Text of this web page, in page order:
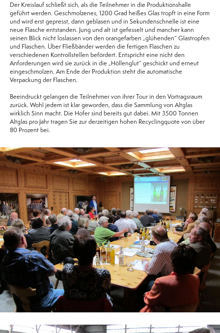
Der Kreislauf schließt sich, als die Teilnehmer in die Produktionshalle
geführt werden. Geschmolzenes, 1200 Grad heißes Glas tropft in eine Form
und wird erst gepresst, dann geblasen und in Sekundenschnelle ist eine
neue Flasche entstanden. Jung und alt ist gefesselt und mancher kann
seinen Blick nicht loslassen von den orangefarben „glühenden“ Glastropfen
und Flaschen. Über Fließbänder werden die fertigen Flaschen zu
verschiedenen Kontrollstellen befördert. Entspricht eine nicht den
Anforderungen wird sie zurück in die „Höllenglut“ geschickt und erneut
eingeschmolzen. Am Ende der Produktion steht die automatische
Verpackung der Flaschen.
Beeindruckt gelangen die Teilnehmer von ihrer Tour in den Vortragsraum
zurück. Wohl jedem ist klar geworden, dass die Sammlung von Altglas
wirklich Sinn macht. Die Hofer sind bereits gut dabei. Mit 3500 Tonnen
Altglas pro Jahr tragen Sie zur derzeitigen hohen Recyclingquote von über
80 Prozent bei.